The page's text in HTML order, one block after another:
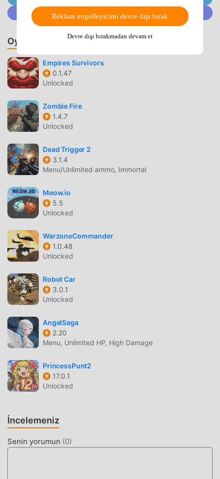
your skills with a variety of brain-teasing puzzles and
obstacles.• Hidden secrets to uncover: Explore every
blend of genres: Enjoy a mix of action, adventure, and
puzzle-solving that will keep you engaged for hours.
火球巫师 GIRIŞ
olarak, tüm dünyada action oyunlarını seven birçok hayran
kazandı. Dünyanın en büyük mod apk ücretsiz oyun
indirme sitesi olan bu oyunu indirmek istiyorsanız --
moddroid en iyi seçiminiz. moddroid size sadece 火球巫师
1.0.12'ın en son sürümünü ücretsiz olarak sunmakla kalmaz,
aynı zamanda Unlimited Moneymodunu ücretsiz olarak
sağlar, oyundaki tekrarlayan mekanik görevleri
kaydetmenize yardımcı olur, böylece odaklanabilirsiniz
oyunun kendisinin getirdiği neşenin tadını çıkarmak
üzerine. moddroid, herhangi bir 火球巫师 modunun
%100 güvenli, kullanılabilir ve kurulumu ücretsiz olduğunu
vaat ediyor. Sadece moddroid istemcisini indirin, tek
tıklamayla 火球巫师 1.0.12 indirip yükleyebilirsiniz. Ne
duruyorsun, moddroid'i indir ve oyna!
EŞSIZ OYUN
oynanışı, dünya çapında çok sayıda hayran kazanmasına
yardımcı oldu. Geleneksel action oyunlarından farklı olarak,
火球巫师 içinde, yalnızca acemi eğitimini gözden
geçirmeniz yeterlidir, böylece tüm oyuna kolayca
başlayabilir ve klasik action oyunlarının 【% getirdiği
eğlencenin tadını çıkarabilirsiniz. game_name%】 1.0.12.
severlerle iletişim kurmanıza ve paylaşmanıza izin veriyor,
ne bekliyorsunuz, moddroid'e katılın ve keyfini çıkarın.
action tüm küresel ortaklarla oyun mutlu ediyor
@MODDROID.CO'ya Discord Topluluğunda katılın
Oyunlar ve Uygulamalar Önerin
Empires Survivors
0.1.47
Unlocked
Zombie Fire
1.4.7
Unlocked
Dead Trigger 2
3.1.4
Menu/Unlimited ammo, Immortal
Meow.io
5.5
Unlocked
WarzoneCommander
1.0.48
Unlocked
Robot Car
3.0.1
Unlocked
AngelSaga
2.20
Menu, Unlimited HP, High Damage
PrincessPunt2
17.0.1
Unlocked
İncelemeniz
Senin yorumun (0)
Reklam engelleyicimi devre dışı bırak
Devre dışı bırakmadan devam et